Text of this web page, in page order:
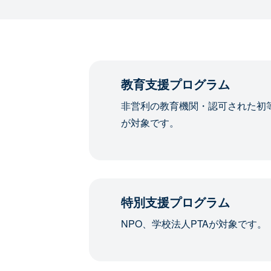
教育支援プログラム
非営利の教育機関・認可された
が対象です。
特別支援プログラム
NPO、学校法人PTAが対象です。